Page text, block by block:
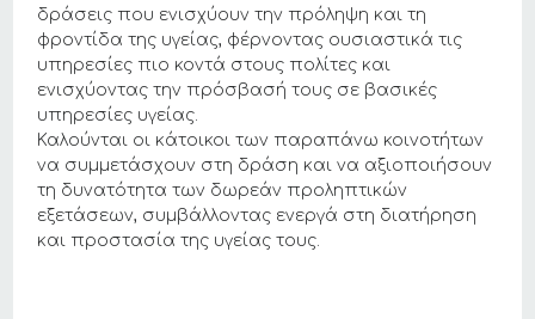
δράσεις που ενισχύουν την πρόληψη και τη
φροντίδα της υγείας, φέρνοντας ουσιαστικά τις
υπηρεσίες πιο κοντά στους πολίτες και
ενισχύοντας την πρόσβασή τους σε βασικές
υπηρεσίες υγείας.
Καλούνται οι κάτοικοι των παραπάνω κοινοτήτων
να συμμετάσχουν στη δράση και να αξιοποιήσουν
τη δυνατότητα των δωρεάν προληπτικών
εξετάσεων, συμβάλλοντας ενεργά στη διατήρηση
και προστασία της υγείας τους.